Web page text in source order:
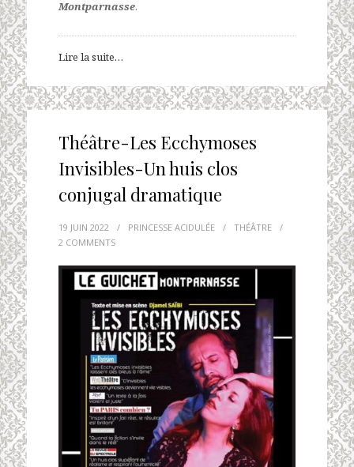
Montparnasse.
Lire la suite…
Théâtre-Les Ecchymoses
Invisibles-Un huis clos
conjugal dramatique
19 JUIN 2022 / PRINCESSE ACIDULÉE / THÉÂTRE
/
2 COMMENTS